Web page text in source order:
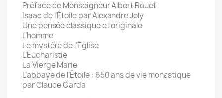
Préface de Monseigneur Albert Rouet
Isaac de l’Étoile par Alexandre Joly
Une pensée classique et originale
L’homme
Le mystère de l’Église
L’Eucharistie
La Vierge Marie
L’abbaye de l’Étoile : 650 ans de vie monastique
par Claude Garda